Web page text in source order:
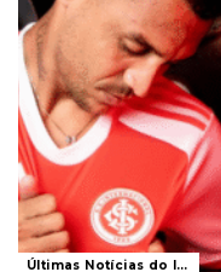
Últimas Notícias do Internacional